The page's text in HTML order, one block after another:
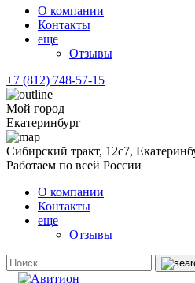
О компании
Контакты
еще
Отзывы
+7 (812) 748-57-15
Мой город
Екатеринбург
Сибирский тракт, 12с7,
Работаем по всей России
О компании
Контакты
еще
Отзывы